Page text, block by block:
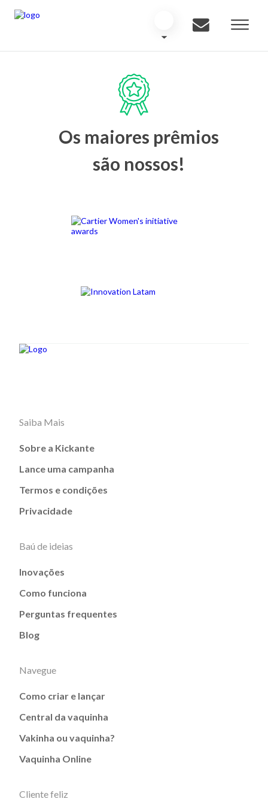
Os maiores prêmios
são nossos!
Saiba Mais
Sobre a Kickante
Lance uma campanha
Termos e condições
Privacidade
Baú de ideias
Inovações
Como funciona
Perguntas frequentes
Blog
Navegue
Como criar e lançar
Central da vaquinha
Vakinha ou vaquinha?
Vaquinha Online
Cliente feliz